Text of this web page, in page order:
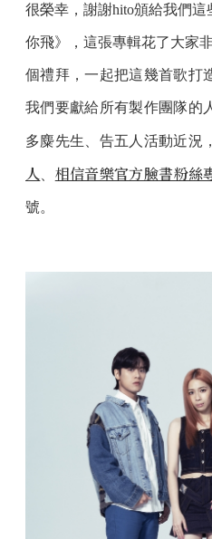
很榮幸，謝謝hito頒給我們
你飛》，這張專輯花了大家
個禮拜，一起把這幾首歌打
我們要獻給所有製作團隊的
多麋先生、告五人活動近況
人
相信音樂官方臉書粉絲
號。